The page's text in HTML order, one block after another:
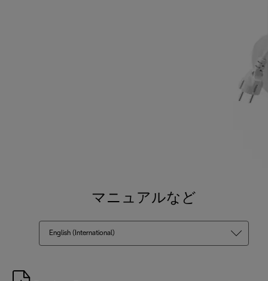
マニュアルなど
English (International)